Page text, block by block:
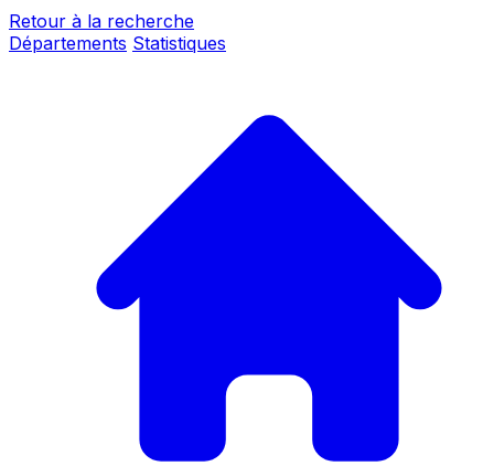
Retour à la recherche
Départements Statistiques